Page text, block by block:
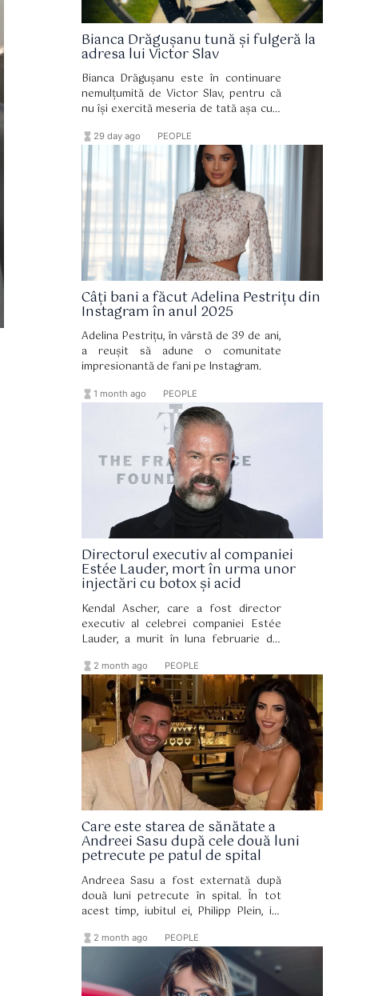
Bianca Drăgușanu tună și fulgeră la
adresa lui Victor Slav
Bianca Drăgușanu este în continuare
nemulțumită de Victor Slav, pentru că
nu își exercită meseria de tată așa cum
mama ei este cea care îi asigură tot
ceea ce are nevoie, mai ales din punct
de vedere financiar.
hourglass_full 29 day ago PEOPLE
Câți bani a făcut Adelina Pestrițu din
Instagram în anul 2025
Adelina Pestrițu, în vârstă de 39 de ani,
a reușit să adune o comunitate
impresionantă de fani pe Instagram.
hourglass_full 1 month ago PEOPLE
Directorul executiv al companiei
Estée Lauder, mort în urma unor
injectări cu botox și acid
Kendal Ascher, care a fost director
executiv al celebrei companiei Estée
Lauder, a murit în luna februarie din
acute provocate de o embolie
pulmonară cauzată de material străin
introdus în urma unor injecții cu fillere
cosmetice.
hourglass_full 2 month ago PEOPLE
Care este starea de sănătate a
Andreei Sasu după cele două luni
petrecute pe patul de spital
Andreea Sasu a fost externată după
două luni petrecute în spital. În tot
acest timp, iubitul ei, Philipp Plein, i-a
hourglass_full 2 month ago PEOPLE